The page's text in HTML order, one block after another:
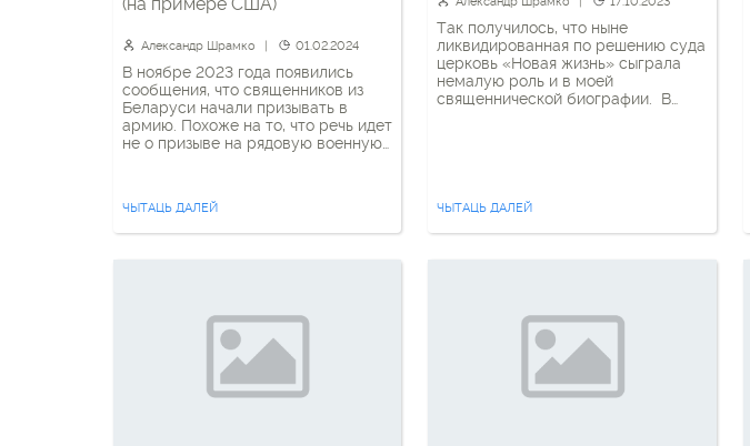
Александр Шрамко 01.02.2024
В ноябре 2023 года появились
сообщения, что священников из
Беларуси начали призывать в
армию. Похоже на то, что речь идет
не о призыве на рядовую военную
составом», о чем накануне заявило
Министерство обороны РБ. В
ЧЫТАЦЬ ДАЛЕЙ
Так получилось, что ныне
ликвидированная по решению суда
церковь «Новая жизнь» сыграла
немалую роль и в моей
священнической биографии. В
внимания. Ситуация с этим
ЧЫТАЦЬ ДАЛЕЙ